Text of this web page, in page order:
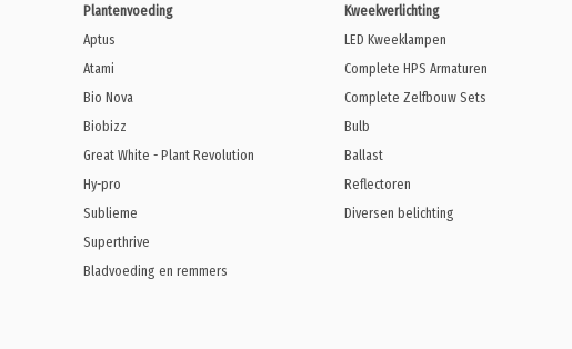
Plantenvoeding
Aptus
Atami
Bio Nova
Biobizz
Great White - Plant Revolution
Hy-pro
Sublieme
Superthrive
Bladvoeding en remmers
Kweekverlichting
LED Kweeklampen
Complete HPS Armaturen
Complete Zelfbouw Sets
Bulb
Ballast
Reflectoren
Diversen belichting